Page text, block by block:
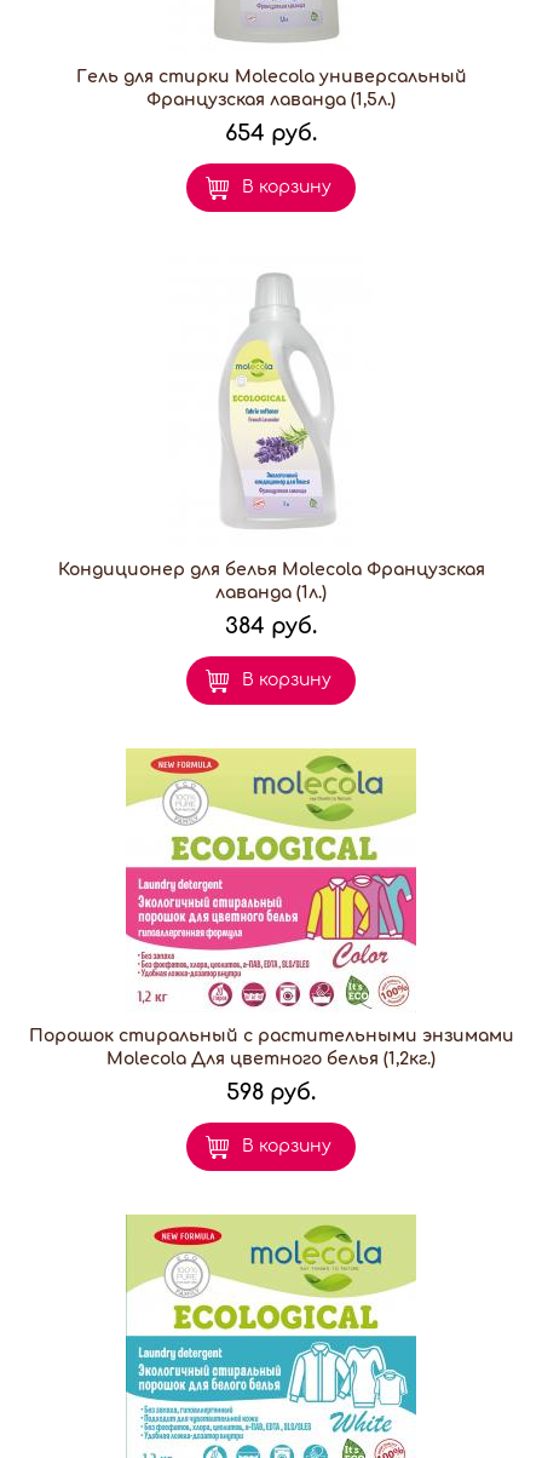
Гель для стирки Molecola универсальный
Французская лаванда (1,5л.)
654 руб.
В корзину
Кондиционер для белья Molecola Французская
лаванда (1л.)
384 руб.
В корзину
Порошок стиральный с растительными энзимами
Molecola Для цветного белья (1,2кг.)
598 руб.
В корзину